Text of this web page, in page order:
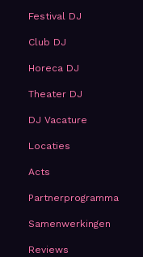
Festival DJ
Club DJ
Horeca DJ
Theater DJ
DJ Vacature
Locaties
Acts
Partnerprogramma
Samenwerkingen
Reviews